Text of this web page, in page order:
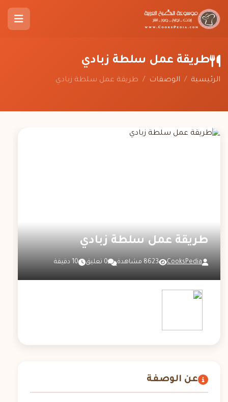
طريقة عمل سلطة زبادي
الرئيسية / الوصفات / طريقة عمل سلطة زبادي
طريقة عمل سلطة زبادي
CooksPedia 8623 مشاهدة 0 تعليق 10 دقيقة
عن الوصفة